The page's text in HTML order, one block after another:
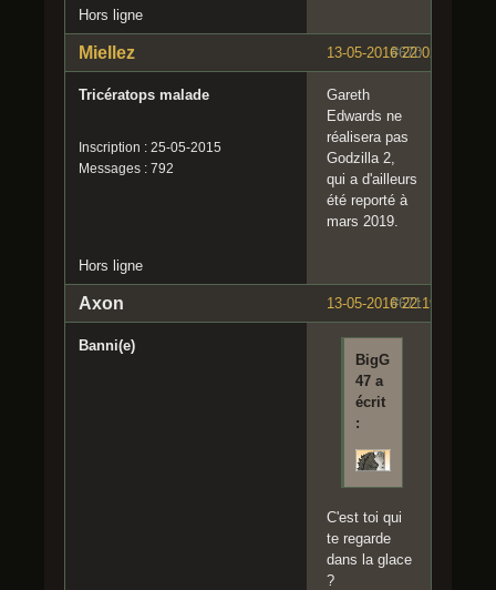
Hors ligne
#670
13-05-2016 22:02:17
Miellez
Tricératops malade
Inscription : 25-05-2015
Messages : 792
Gareth
Edwards ne
réalisera pas
Godzilla 2,
qui a d'ailleurs
été reporté à
mars 2019.
Hors ligne
#671
13-05-2016 22:19:06
Axon
Banni(e)
BigG
47 a
écrit
:
C'est toi qui
te regarde
dans la glace
?